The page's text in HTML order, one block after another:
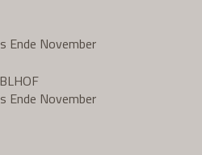
Ende November
Ende November